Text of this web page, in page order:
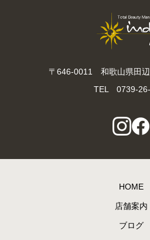
〒646-0011 和歌山県田
TEL 0739-
HOME
店舗案内
ブログ